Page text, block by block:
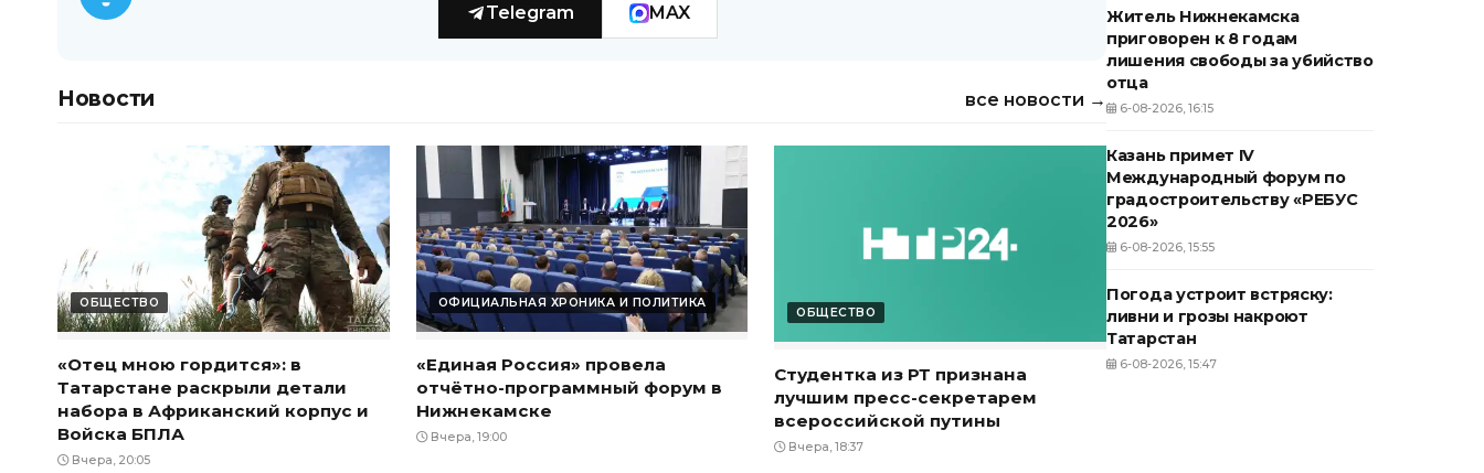
Telegram MAX
Новости все новости →
ОБЩЕСТВО
«Отец мною гордится»: в
Татарстане раскрыли детали
набора в Африканский корпус и
Войска БПЛА
Вчера, 20:05
ОФИЦИАЛЬНАЯ ХРОНИКА И ПОЛИТИКА
«Единая Россия» провела
отчётно-программный форум в
Нижнекамске
Вчера, 19:00
ОБЩЕСТВО
Студентка из РТ признана
лучшим пресс-секретарем
всероссийской путины
Вчера, 18:37
Житель Нижнекамска
приговорен к 8 годам
лишения свободы за убийство
отца
6-08-2026, 16:15
Казань примет IV
Международный форум по
градостроительству «РЕБУС
2026»
6-08-2026, 15:55
Погода устроит встряску:
ливни и грозы накроют
Татарстан
6-08-2026, 15:47